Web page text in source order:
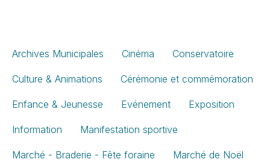
Archives Municipales Cinéma Conservatoire
Culture & Animations Cérémonie et commémoration
Enfance & Jeunesse Evénement Exposition
Information Manifestation sportive
Marché - Braderie - Fête foraine Marché de Noël